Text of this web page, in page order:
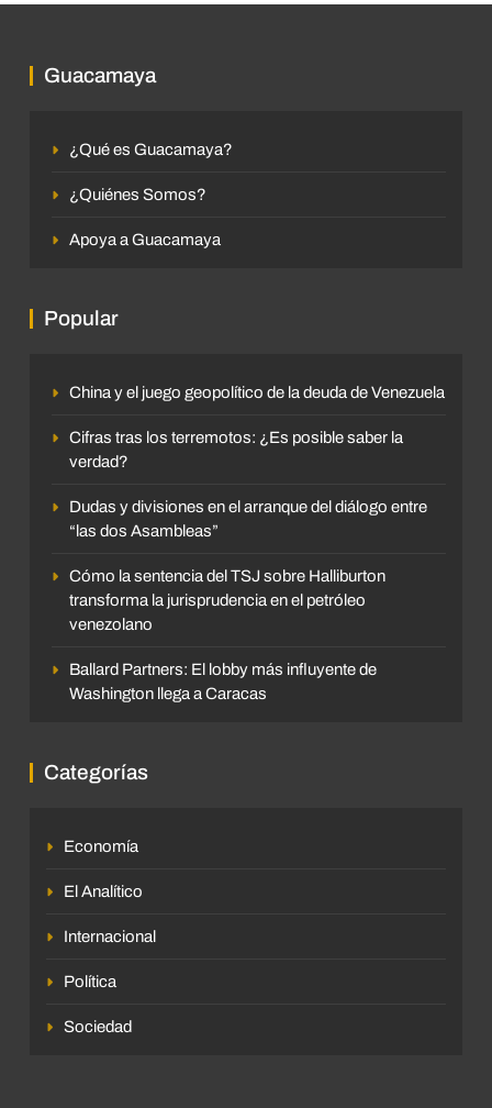
Guacamaya
¿Qué es Guacamaya?
¿Quiénes Somos?
Apoya a Guacamaya
Popular
China y el juego geopolítico de la deuda de Venezuela
Cifras tras los terremotos: ¿Es posible saber la
verdad?
Dudas y divisiones en el arranque del diálogo entre
“las dos Asambleas”
Cómo la sentencia del TSJ sobre Halliburton
transforma la jurisprudencia en el petróleo
venezolano
Ballard Partners: El lobby más influyente de
Washington llega a Caracas
Categorías
Economía
El Analítico
Internacional
Política
Sociedad